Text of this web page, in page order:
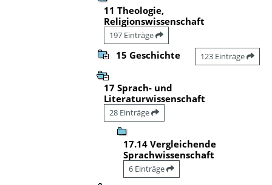
11 Theologie,
Religionswissenschaft
197 Einträge
15 Geschichte 123 Einträge
17 Sprach- und
Literaturwissenschaft
28 Einträge
17.14 Vergleichende
Sprachwissenschaft
6 Einträge